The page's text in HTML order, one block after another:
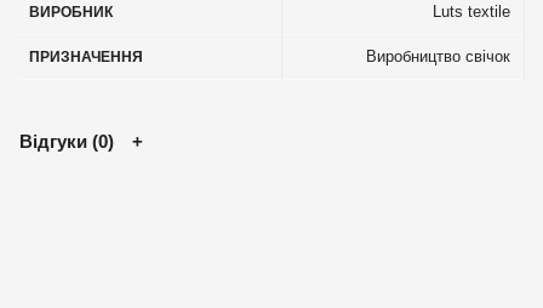
ВИРОБНИК Luts textile
ПРИЗНАЧЕННЯ Виробництво свічок
Відгуки (0)